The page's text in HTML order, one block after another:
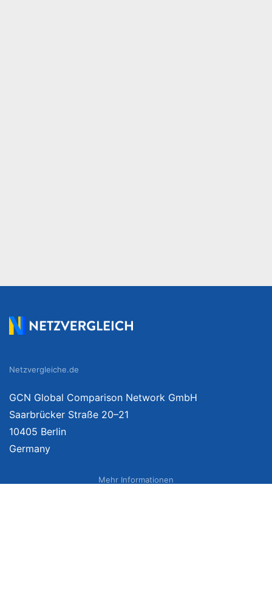
Netzvergleiche.de
GCN Global Comparison Network GmbH
Saarbrücker Straße 20–21
10405 Berlin
Germany
Mehr Informationen